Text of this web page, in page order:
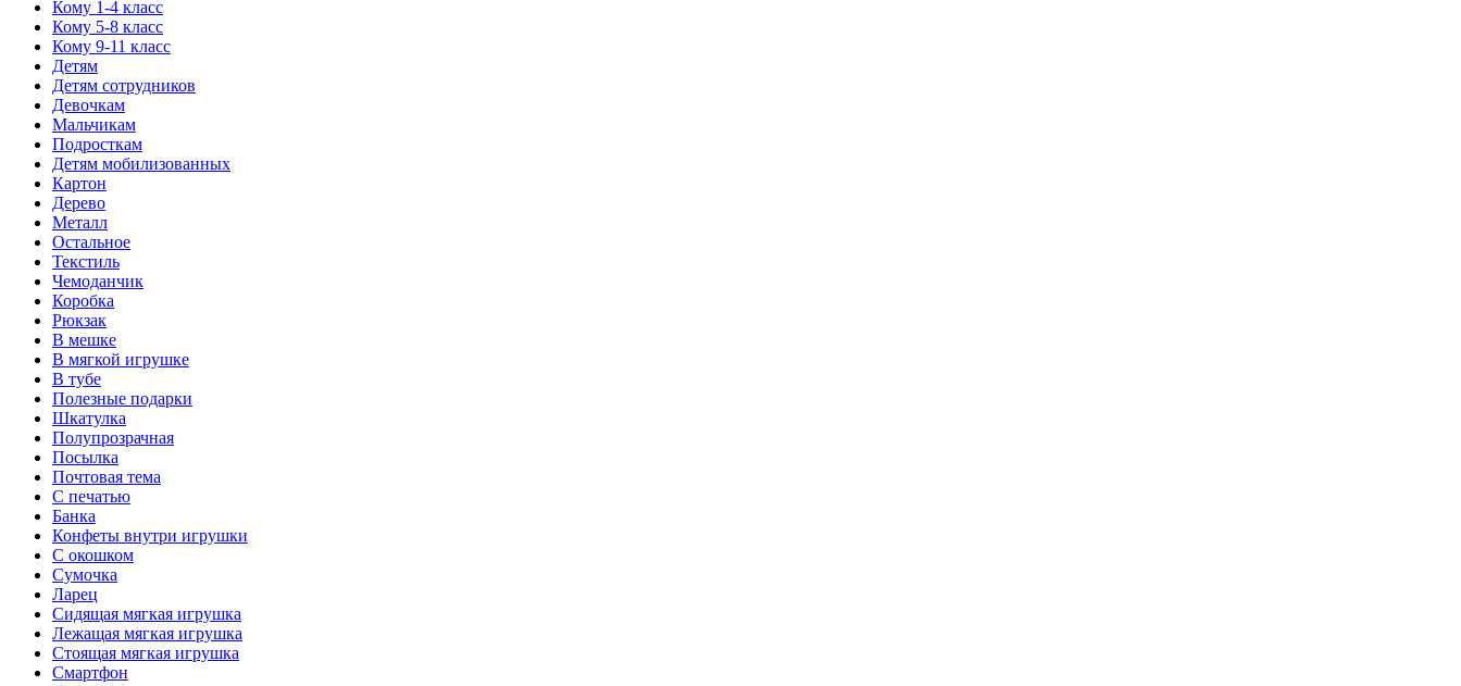
Кому 1-4 класс
Кому 5-8 класс
Кому 9-11 класс
Детям
Детям сотрудников
Девочкам
Мальчикам
Подросткам
Детям мобилизованных
Картон
Дерево
Металл
Остальное
Текстиль
Чемоданчик
Коробка
Рюкзак
В мешке
В мягкой игрушке
В тубе
Полезные подарки
Шкатулка
Полупрозрачная
Посылка
Почтовая тема
С печатью
Банка
Конфеты внутри игрушки
С окошком
Сумочка
Ларец
Сидящая мягкая игрушка
Лежащая мягкая игрушка
Стоящая мягкая игрушка
Смартфон